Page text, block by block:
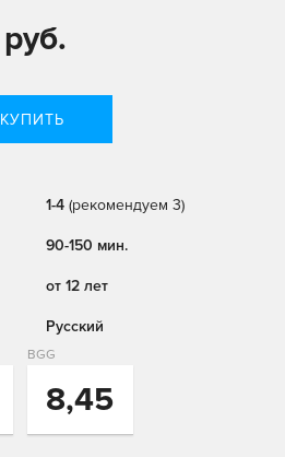
руб.
КУПИТЬ
1-4 (рекомендуем 3)
90-150 мин.
от 12 лет
Русский
BGG
8,45